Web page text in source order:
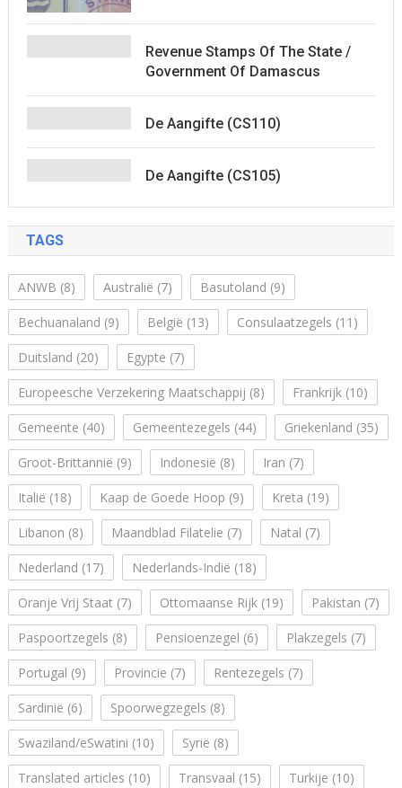
Revenue Stamps Of The State /
Government Of Damascus
De Aangifte (CS110)
De Aangifte (CS105)
TAGS
ANWB (8) Australië (7) Basutoland (9)
Bechuanaland (9) België (13) Consulaatzegels (11)
Duitsland (20) Egypte (7)
Europeesche Verzekering Maatschappij (8) Frankrijk(10)
Gemeente (40) Gemeentezegels (44) Griekenland (35)
Groot-Brittannië (9) Indonesië (8) Iran (7)
Italië (18) Kaap de Goede Hoop (9) Kreta (19)
Libanon (8) Maandblad Filatelie (7) Natal (7)
Nederland (17) Nederlands-Indië (18)
Oranje Vrij Staat (7) Ottomaanse Rijk(19) Pakistan (7)
Paspoortzegels (8) Pensioenzegel (6) Plakzegels (7)
Portugal (9) Provincie (7) Rentezegels (7)
Sardinië (6) Spoorwegzegels (8)
Swaziland/eSwatini (10) Syrië (8)
Translated articles (10) Transvaal (15) Turkije (10)